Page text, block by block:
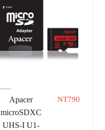
Apacer
microSDXC
UHS-I U1-
NT790